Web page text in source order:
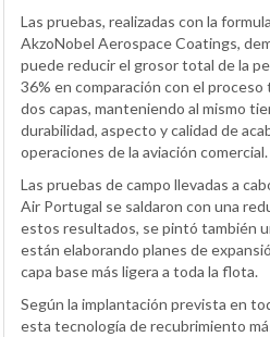
Las pruebas, realizadas con la
AkzoNobel Aerospace Coatings,
puede reducir el grosor total de la
36% en comparación con el
dos capas, manteniendo al mismo
durabilidad, aspecto y calidad de
operaciones de la aviación comercial.
Las pruebas de campo llevadas a
Air Portugal se saldaron con una
estos resultados, se pintó también
están elaborando planes de
capa base más ligera a toda la flota.
Según la implantación prevista en
esta tecnología de recubrimiento